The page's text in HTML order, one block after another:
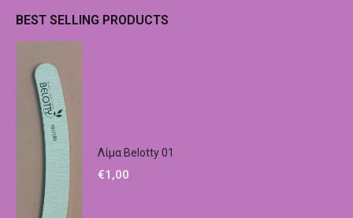
BEST SELLING PRODUCTS
Λίμα Belotty 01
€1,00